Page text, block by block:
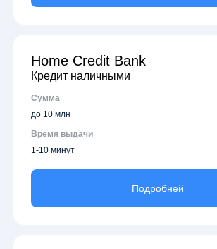
Home Credit Bank
Кредит наличными
Сумма
до 10 млн
Время выдачи
1-10 минут
Подробней